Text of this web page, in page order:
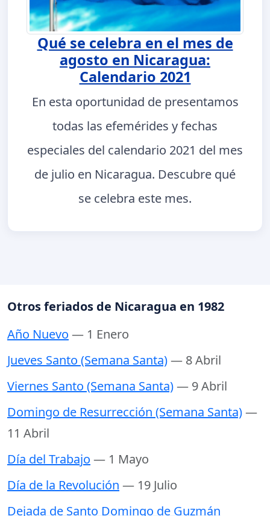
Qué se celebra en el mes de
agosto en Nicaragua:
Calendario 2021
En esta oportunidad de presentamos
todas las efemérides y fechas
especiales del calendario 2021 del mes
de julio en Nicaragua. Descubre qué
se celebra este mes.
Otros feriados de Nicaragua en 1982
Año Nuevo — 1 Enero
Jueves Santo (Semana Santa)— 8 Abril
Viernes Santo (Semana Santa)— 9 Abril
Domingo de Resurrección (Semana Santa)—
11 Abril
Día del Trabajo — 1 Mayo
Día de la Revolución — 19 Julio
Dejada de Santo Domingo de Guzmán